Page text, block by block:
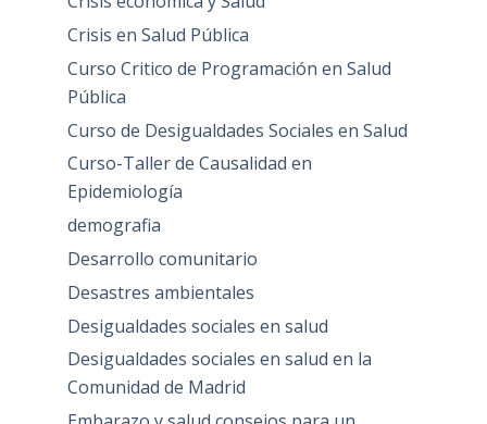
Crisis en Salud Pública
Curso Critico de Programación en Salud
Pública
Curso de Desigualdades Sociales en Salud
Curso-Taller de Causalidad en
Epidemiología
demografia
Desarrollo comunitario
Desastres ambientales
Desigualdades sociales en salud
Desigualdades sociales en salud en la
Comunidad de Madrid